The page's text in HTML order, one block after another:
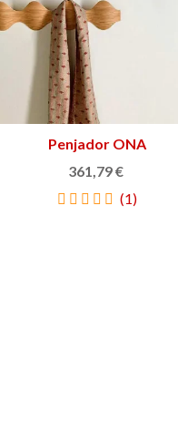
Triar opció
Penjador ONA
361,79 €
(1)